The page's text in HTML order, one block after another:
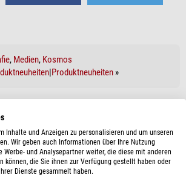
, Medien, Kosmos
|Produktneuheiten »
DER AUTOGUIDER STARAID
Inhalte und Anzeigen zu personalisieren und um unseren
Wir geben auch Informationen über Ihre Nutzung
Werbe- und Analysepartner weiter, die diese mit anderen
können, die Sie ihnen zur Verfügung gestellt haben oder
Dienste gesammelt haben.